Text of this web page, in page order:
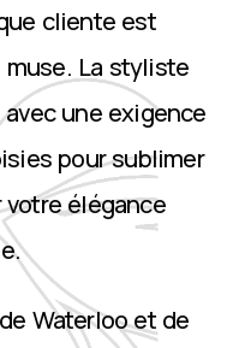
cliente est
La styliste
une exigence
pour sublimer
élégance
Waterloo et de